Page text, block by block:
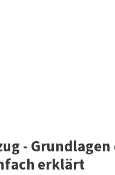
- Grundlagen
erklärt